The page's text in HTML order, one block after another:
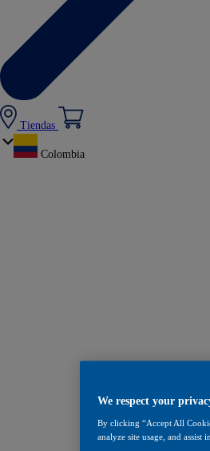
Tiendas
Colombia
We respect your
By clicking “Accept All
analyze site usage, and assist